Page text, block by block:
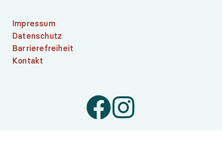
Impressum
Datenschutz
Barrierefreiheit
Kontakt